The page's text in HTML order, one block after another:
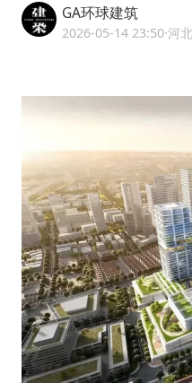
乐
GA环球建筑
2026-05-14 23:50·河北